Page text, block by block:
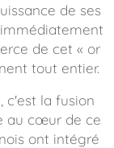
de ses
de cet « or
tout entier.
c'est la fusion
au cœur de ce
ont intégré